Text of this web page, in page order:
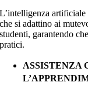
L’intelligenza
che si adattino ai
studenti, garantendo
pratici.
ASSISTENZA